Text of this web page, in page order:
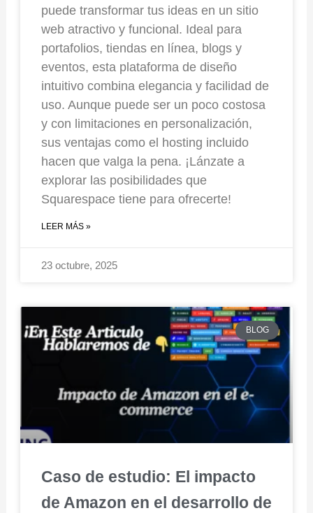
puede transformar tus ideas en un sitio
web atractivo y funcional. Ideal para
portafolios, tiendas en línea, blogs y
eventos, esta plataforma de diseño
intuitivo combina elegancia y facilidad de
uso. Aunque puede ser un poco costosa
y con limitaciones en personalización,
sus ventajas como el hosting incluido
hacen que valga la pena. ¡Lánzate a
explorar las posibilidades que
Squarespace tiene para ofrecerte!
LEER MÁS »
23 octubre, 2025
BLOG
Caso de estudio: El impacto
de Amazon en el desarrollo de